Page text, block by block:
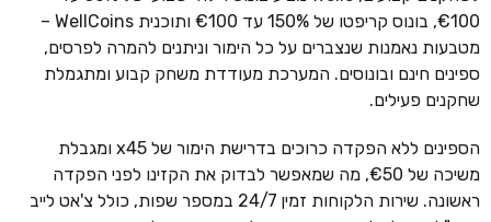
€100, בונוס קריפטו של 150% עד €100 ותוכנית WellCoins –
מטבעות נאמנות שנצברים על כל הימור וניתנים להמרה לפרסים,
ספינים חינם ובונוסים. המערכת מעודדת משחק קבוע ומתגמלת
שחקנים פעילים.
הספינים ללא הפקדה כרוכים בדרישת הימור של x45 ומגבלת
משיכה של €50, מה שמאפשר לבדוק את הקזינו לפני הפקדה
ראשונה. שירות הלקוחות זמין 24/7 במספר שפות, כולל צ'אט לייב